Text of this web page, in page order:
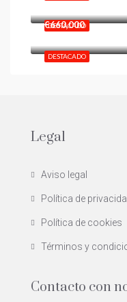
DESTACADO
DESTACADO
€660,000
Legal
Aviso legal
Política de
Política de cookies
Términos y
Contacto con